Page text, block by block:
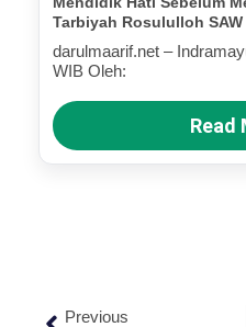
Tarbiyah Rosululloh
Terluka (Bagian III)
darulmaarif.net –
WIB Oleh:
Read
Previous